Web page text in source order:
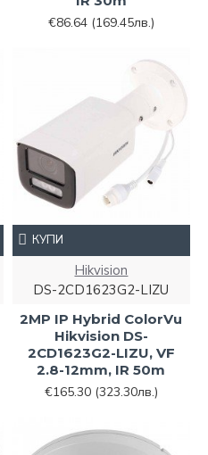
€86.64 (169.45лв.)
Hikvision
DS-2CD1623G2-LIZU
2MP IP Hybrid ColorVu
Hikvision DS-
2CD1623G2-LIZU, VF
2.8-12mm, IR 50m
€165.30 (323.30лв.)
КУПИ